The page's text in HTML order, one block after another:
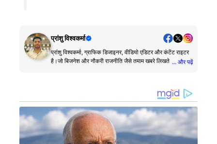
प्रांशु विश्वकर्मा
प्रांशु विश्वकर्मा, ग्राफिक डिजाइनर, वीडियो एडिटर और कंटेंट राइटर
है।जो बिजनेश और नौकरी राजनीति जैसे तमाम खबरे लिखते है।... और पढ़ें